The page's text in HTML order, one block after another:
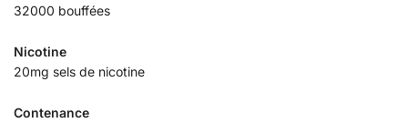
32000 bouffées
Nicotine
20mg sels de nicotine
Contenance